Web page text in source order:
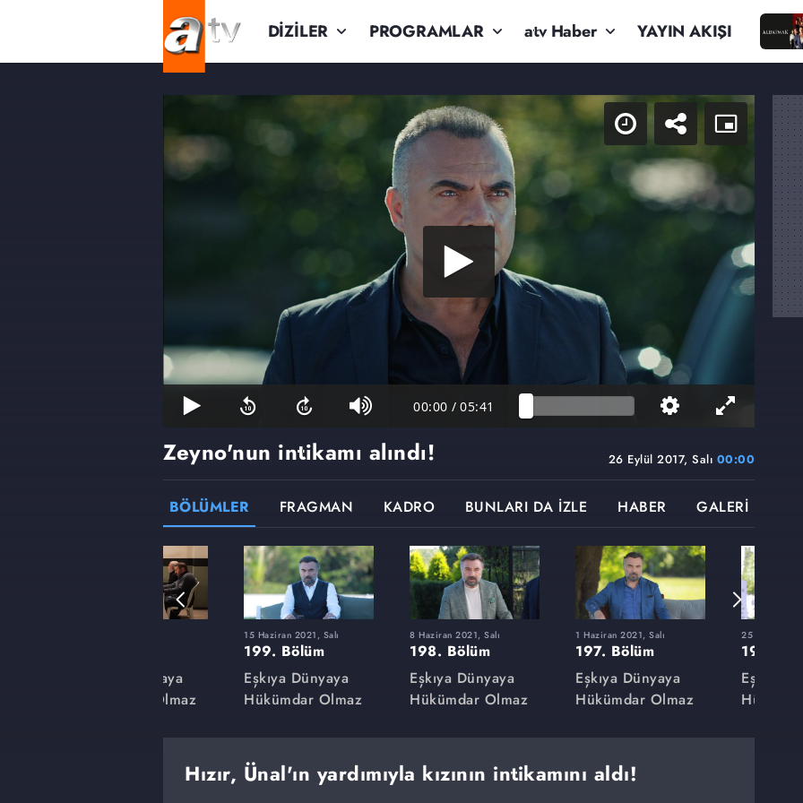
DİZİLER PROGRAMLAR atv Haber YAYIN AKIŞI
00:00 / 05:41
26 Eylül 2017, Salı 00:00
Zeyno'nun intikamı alındı!
BÖLÜMLER FRAGMAN KADRO BUNLARI DA İZLE HABER GALERİ
Eşkıya Dünyaya
Hükümdar Olmaz
15 Haziran 2021, Salı
199. Bölüm
Eşkıya Dünyaya
Hükümdar Olmaz
8 Haziran 2021, Salı
198. Bölüm
Eşkıya Dünyaya
Hükümdar Olmaz
1 Haziran 2021, Salı
197. Bölüm
Eşkıya Dünyaya
Hükümdar Olmaz
25 Mayıs
196.
Eşkıya
Hızır, Ünal'ın yardımıyla kızının intikamını aldı!